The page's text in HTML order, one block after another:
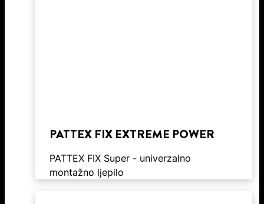
PATTEX FIX EXTREME POWER
PATTEX FIX Super - univerzalno
montažno ljepilo